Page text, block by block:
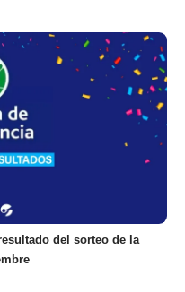
del sorteo de la